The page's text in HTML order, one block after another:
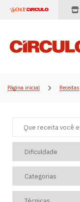
Página inicial Receitas